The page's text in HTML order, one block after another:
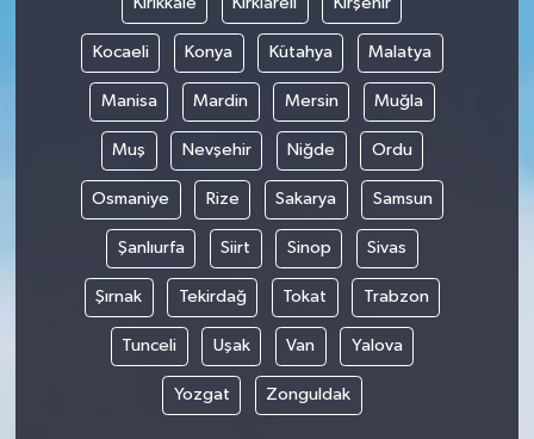
Kocaeli Konya Kütahya Malatya
Manisa Mardin Mersin Muğla
Muş Nevşehir Niğde Ordu
Osmaniye Rize Sakarya Samsun
Şanlıurfa Siirt Sinop Sivas
Şırnak Tekirdağ Tokat Trabzon
Tunceli Uşak Van Yalova
Yozgat Zonguldak